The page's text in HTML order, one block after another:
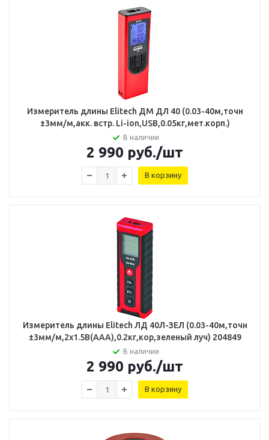
Измеритель длины Elitech ДМ ДЛ 40 (0.03-40м,точн
±3мм/м,акк. встр. Li-ion,USB,0.05кг,мет.корп.)
В наличии
2 990 руб./шт
В корзину
Измеритель длины Elitech ЛД 40Л-ЗЕЛ (0.03-40м,точн
±3мм/м,2х1.5В(ААА),0.2кг,кор,зеленый луч) 204849
В наличии
2 990 руб./шт
В корзину